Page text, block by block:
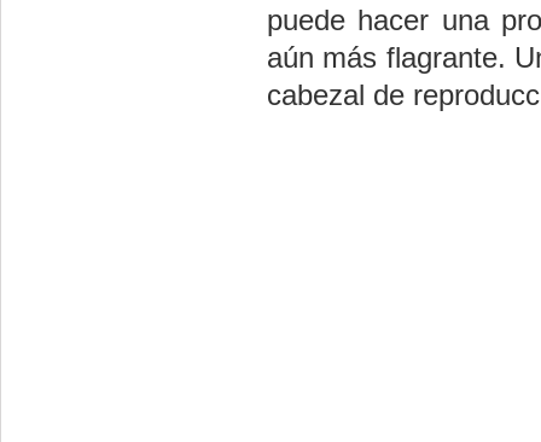
puede hacer una
aún más flagrante.
cabezal de